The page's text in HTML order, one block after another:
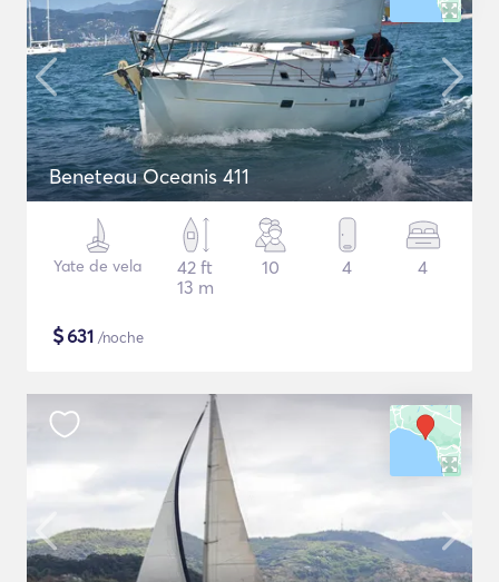
Beneteau Oceanis 411
Yate de vela
42 ft
13 m
10 4 4
$631 /noche